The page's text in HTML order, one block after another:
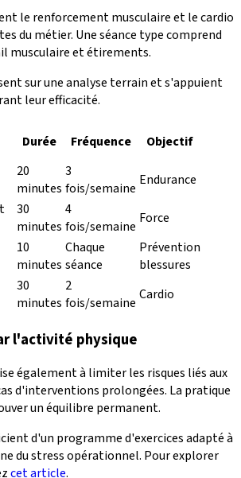
le renforcement musculaire et le cardio
du métier. Une séance type comprend
musculaire et étirements.
sur une analyse terrain et s'appuient
leur efficacité.
Durée Fréquence Objectif
20
minutes
3
fois/semaine Endurance
30
minutes
4
fois/semaine Force
10
minutes
Chaque
séance
Prévention
blessures
30
minutes
2
fois/semaine Cardio
l'activité physique
également à limiter les risques liés aux
d'interventions prolongées. La pratique
un équilibre permanent.
d'un programme d'exercices adapté à
du stress opérationnel. Pour explorer
cet article.